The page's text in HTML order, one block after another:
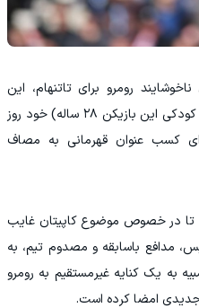
رومرو برای تاتنهام، این
واقعیت است که بلگرانو (باشگاه دوران کودکی این بازیکن ۲۸ ساله) خود روز
کسب عنوان قهرمانی به مصاف
تا در خصوص موضوع کاپیتان غایب
مدافع باسابقه و مصدوم تیم، به
به یک کنایه غیرمستقیم به رومرو
جدیدی امضا کرده است.